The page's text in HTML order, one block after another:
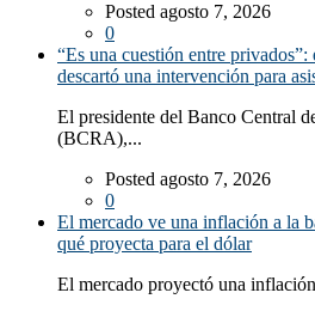
Posted agosto 7, 2026
0
“Es una cuestión entre
descartó una intervención para
El presidente del Banco Central
(BCRA),...
Posted agosto 7, 2026
0
El mercado ve una inflación a la
qué proyecta para el dólar
El mercado proyectó una